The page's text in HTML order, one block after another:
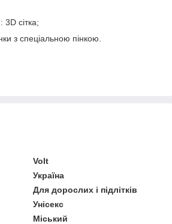
3D сітка;
з спеціальною пінкою.
Volt
Україна
Для дорослих і підлітків
Унісекс
Міський